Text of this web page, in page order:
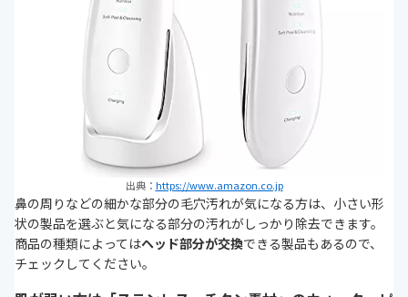
出典： https://www.amazon.co.jp
鼻の周りなどの細かな部分の毛穴汚れが気になる方は、小さい形
状の製品を選ぶと気になる部分の汚れがしっかり除去できます。
商品の種類によってはヘッド部分が交換できる製品もあるので、
チェックしてください。